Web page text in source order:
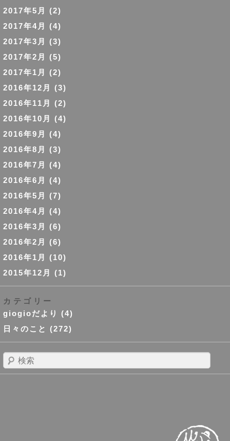
2017年5月
(2)
2017年4月
(4)
2017年3月
(3)
2017年2月
(5)
2017年1月
(2)
2016年12月
(3)
2016年11月
(2)
2016年10月
(4)
2016年9月
(4)
2016年8月
(3)
2016年7月
(4)
2016年6月
(4)
2016年5月
(7)
2016年4月
(4)
2016年3月
(6)
2016年2月
(6)
2016年1月
(10)
2015年12月
(1)
カテゴリー
giogioだより
(4)
日々のこと (272)
検
索